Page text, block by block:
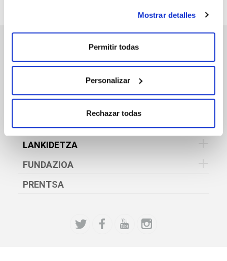
Mostrar detalles
Permitir todas
Personalizar
Rechazar todas
KULTURA ETA ONDAREA
KIROLAK
ENPLEGUA
LANKIDETZA
FUNDAZIOA
PRENTSA